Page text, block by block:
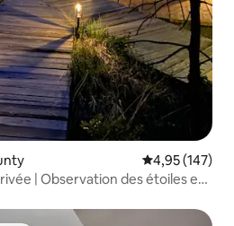
Note
4,95 (147)
| Observation des étoiles et